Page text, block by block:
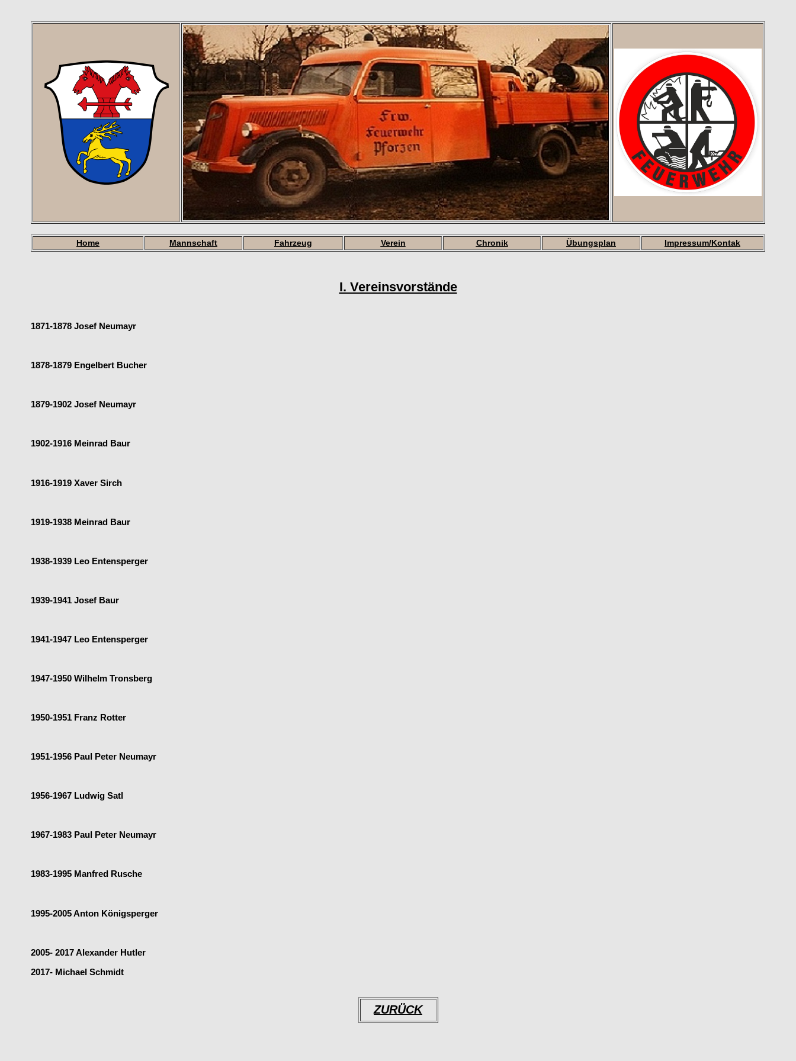
Home Mannschaft Fahrzeug Verein Chronik Übungsplan Impressum/Kontak
I. Vereinsvorstände
1871-1878 Josef Neumayr
1878-1879 Engelbert Bucher
1879-1902 Josef Neumayr
1902-1916 Meinrad Baur
1916-1919 Xaver Sirch
1919-1938 Meinrad Baur
1938-1939 Leo Entensperger
1939-1941 Josef Baur
1941-1947 Leo Entensperger
1947-1950 Wilhelm Tronsberg
1950-1951 Franz Rotter
1951-1956 Paul Peter Neumayr
1956-1967 Ludwig Satl
1967-1983 Paul Peter Neumayr
1983-1995 Manfred Rusche
1995-2005 Anton Königsperger
2005- 2017 Alexander Hutler
2017- Michael Schmidt
ZURÜCK